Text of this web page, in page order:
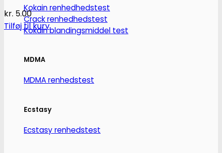
Kokain renhedhedstest
Crack renhedhedstest
Kokain blandingsmiddel test
MDMA
MDMA renhedstest
Ecstasy
Ecstasy renhedstest
kr. 5.00
Tilføj til kurv